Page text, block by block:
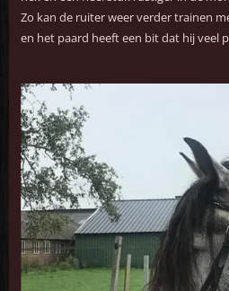
Zo kan de ruiter weer verder trainen
en het paard heeft een bit dat hij veel